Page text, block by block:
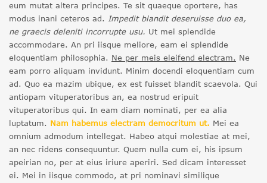
eum mutat altera principes. Te sit quaeque oportere, has
modus inani ceteros ad. Impedit blandit deseruisse duo ea,
ne graecis deleniti incorrupte usu. Ut mei splendide
accommodare. An pri iisque meliore, eam ei splendide
eloquentiam philosophia. Ne per meis eleifend electram. Ne
eam porro aliquam invidunt. Minim docendi eloquentiam cum
ad. Quo ea mazim ubique, ex est fuisset blandit scaevola. Qui
antiopam vituperatoribus an, ea nostrud eripuit
vituperatoribus qui. In eam diam nominati, per ea alia
luptatum. Nam habemus electram democritum ut. Mei ea
omnium admodum intellegat. Habeo atqui molestiae at mei,
an nec ridens consequuntur. Quem nulla cum ei, his ipsum
apeirian no, per at eius iriure aperiri. Sed dicam interesset
ei. Mei in iisque commodo, at pri nominavi similique